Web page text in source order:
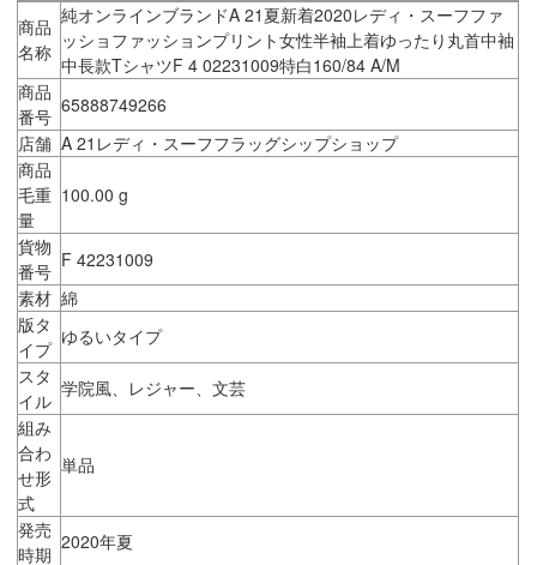
商品
名称
純オンラインブランドA 21夏新着2020レディ・スーフファ
ッショファッションプリント女性半袖上着ゆったり丸首中袖
中長款TシャツF 4 02231009特白160/84 A/M
商品
番号 65888749266
店舗 A 21レディ・スーフフラッグシップショップ
商品
毛重
量
100.00 g
貨物
番号 F 42231009
素材 綿
版タ
イプ
ゆるいタイプ
スタ
イル
学院風、レジャー、文芸
組み
合わ
せ形
式
単品
発売
時期
2020年夏